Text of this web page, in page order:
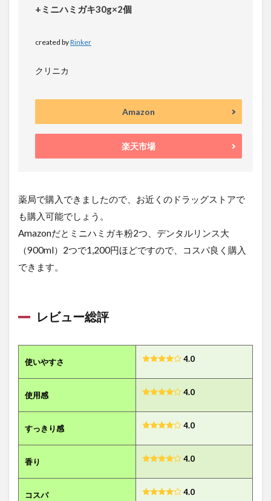
+ミニハミガキ30g×2個
created byRinker
クリニカ
Amazon
楽天市場
薬局で購入できましたので、お近くのドラッグストアで
も購入可能でしょう。
Amazonだとミニハミガキ粉2つ、デンタルリンス大
（900ml）2つで1,200円ほどですので、コスパ良く購入
できます。
レビュー総評
使いやすさ 4.0
使用感 4.0
すっきり感 4.0
香り 4.0
コスパ 4.0